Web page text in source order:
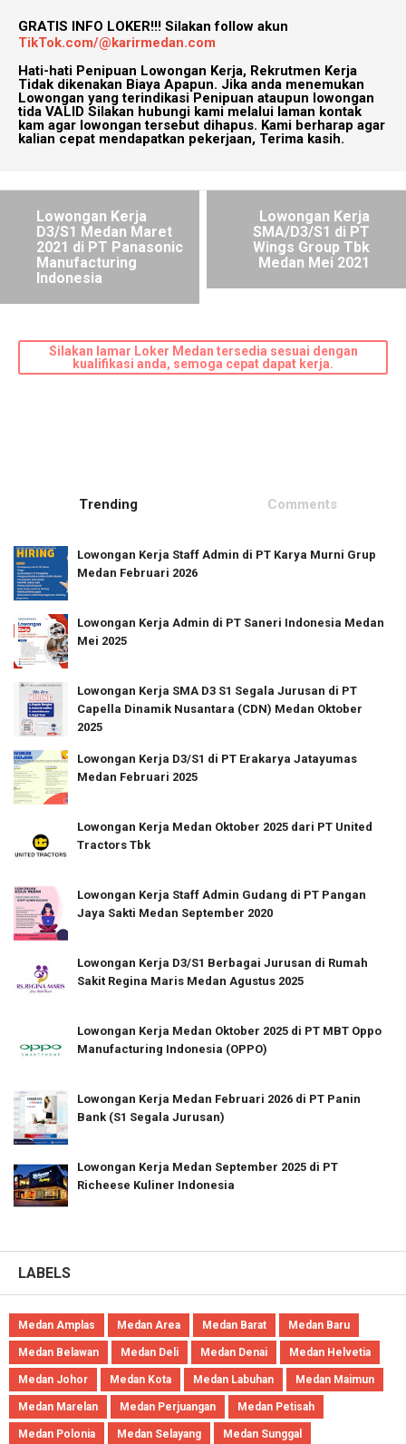
GRATIS INFO LOKER!!! Silakan follow akun
TikTok.com/@karirmedan.com
Hati-hati Penipuan Lowongan Kerja, Rekrutmen Kerja
Tidak dikenakan Biaya Apapun. Jika anda menemukan
Lowongan yang terindikasi Penipuan ataupun lowongan
tida VALID Silakan hubungi kami melalui laman kontak
kam agar lowongan tersebut dihapus. Kami berharap agar
kalian cepat mendapatkan pekerjaan, Terima kasih.
Lowongan Kerja
D3/S1 Medan Maret
2021 di PT Panasonic
Manufacturing
Indonesia
Lowongan Kerja
SMA/D3/S1 di PT
Wings Group Tbk
Medan Mei 2021
Silakan lamar Loker Medan tersedia sesuai dengan
kualifikasi anda, semoga cepat dapat kerja.
Trending Comments
Lowongan Kerja Staff Admin di PT Karya Murni Grup
Medan Februari 2026
Lowongan Kerja Admin di PT Saneri Indonesia Medan
Mei 2025
Lowongan Kerja SMA D3 S1 Segala Jurusan di PT
Capella Dinamik Nusantara (CDN) Medan Oktober
2025
Lowongan Kerja D3/S1 di PT Erakarya Jatayumas
Medan Februari 2025
Lowongan Kerja Medan Oktober 2025 dari PT United
Tractors Tbk
Lowongan Kerja Staff Admin Gudang di PT Pangan
Jaya Sakti Medan September 2020
Lowongan Kerja D3/S1 Berbagai Jurusan di Rumah
Sakit Regina Maris Medan Agustus 2025
Lowongan Kerja Medan Oktober 2025 di PT MBT Oppo
Manufacturing Indonesia (OPPO)
Lowongan Kerja Medan Februari 2026 di PT Panin
Bank (S1 Segala Jurusan)
Lowongan Kerja Medan September 2025 di PT
Richeese Kuliner Indonesia
LABELS
Medan Amplas Medan Area Medan Barat Medan Baru
Medan Belawan Medan Deli Medan Denai Medan Helvetia
Medan Johor Medan Kota Medan Labuhan Medan Maimun
Medan Marelan Medan Perjuangan Medan Petisah
Medan Polonia Medan Selayang Medan Sunggal